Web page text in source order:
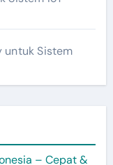
untuk Sistem
– Cepat &